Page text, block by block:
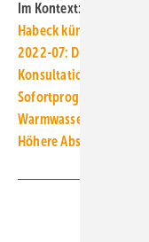
Im Kontext:
Habeck kündigt neue
2022-07: DEPI-
Konsultation zu 65 %
Sofortprogramm:
Höhere Abschläge für